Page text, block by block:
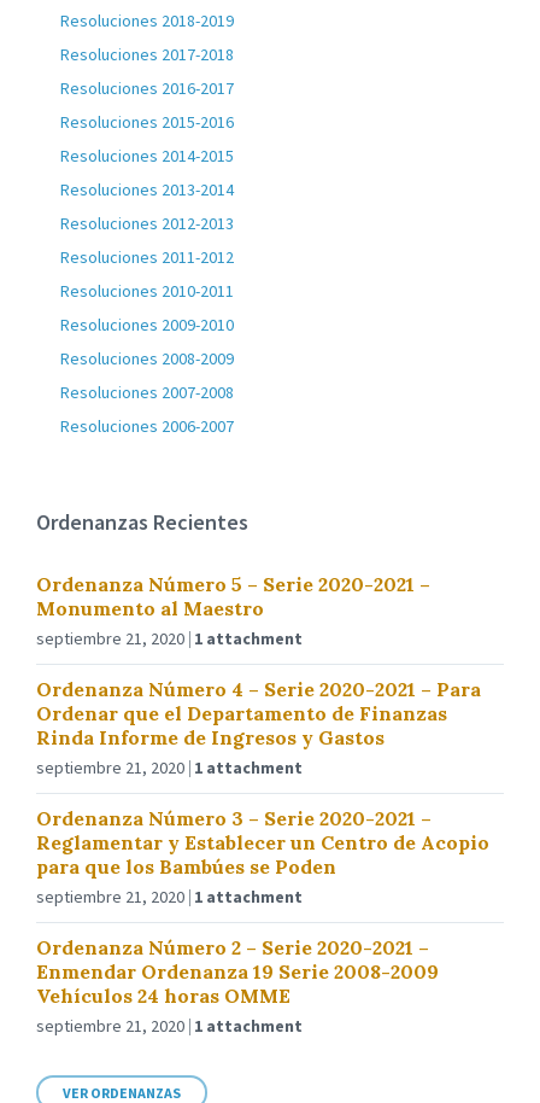
Resoluciones 2018-2019
Resoluciones 2017-2018
Resoluciones 2016-2017
Resoluciones 2015-2016
Resoluciones 2014-2015
Resoluciones 2013-2014
Resoluciones 2012-2013
Resoluciones 2011-2012
Resoluciones 2010-2011
Resoluciones 2009-2010
Resoluciones 2008-2009
Resoluciones 2007-2008
Resoluciones 2006-2007
Ordenanzas Recientes
Ordenanza Número 5 – Serie 2020-2021 –
Monumento al Maestro
septiembre 21, 2020 1 attachment
Ordenanza Número 4 – Serie 2020-2021 – Para
Ordenar que el Departamento de Finanzas
Rinda Informe de Ingresos y Gastos
septiembre 21, 2020 1 attachment
Ordenanza Número 3 – Serie 2020-2021 –
Reglamentar y Establecer un Centro de Acopio
para que los Bambúes se Poden
septiembre 21, 2020 1 attachment
Ordenanza Número 2 – Serie 2020-2021 –
Enmendar Ordenanza 19 Serie 2008-2009
Vehículos 24 horas OMME
septiembre 21, 2020 1 attachment
VER ORDENANZAS